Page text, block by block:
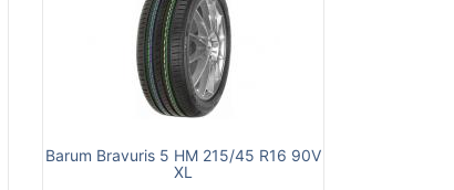
Barum Bravuris 5 HM 215/45 R16 90V
XL